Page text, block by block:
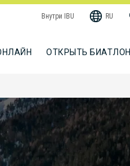
Внутри IBU RU
ОТКРЫТЬ БИАТЛОН